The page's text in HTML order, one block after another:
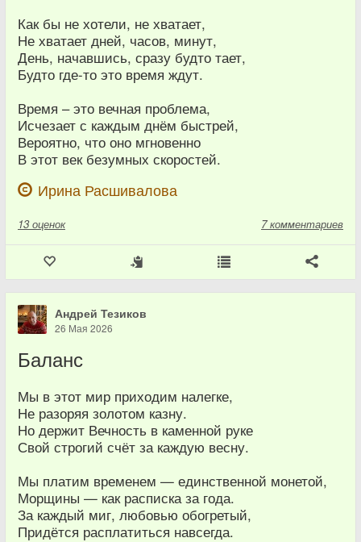
Как бы не хотели, не хватает,
Не хватает дней, часов, минут,
День, начавшись, сразу будто тает,
Будто где-то это время ждут.
Время – это вечная проблема,
Исчезает с каждым днём быстрей,
Вероятно, что оно мгновенно
В этот век безумных скоростей.
Ирина Расшивалова
13 оценок 7 комментариев
Андрей Тезиков
26 Мая 2026
Баланс
Мы в этот мир приходим налегке,
Не разоряя золотом казну.
Но держит Вечность в каменной руке
Свой строгий счёт за каждую весну.
Мы платим временем — единственной монетой,
Морщины — как расписка за года.
За каждый миг, любовью обогретый,
Придётся расплатиться навсегда.